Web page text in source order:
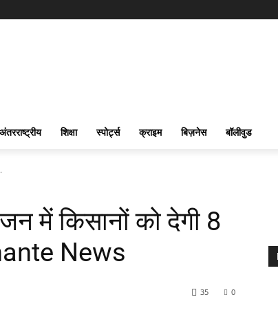
अंतरराष्ट्रीय शिक्षा स्पोर्ट्स क्राइम बिज़नेस बॉलीवुड
में किसानों को देगी 8
News
0
35